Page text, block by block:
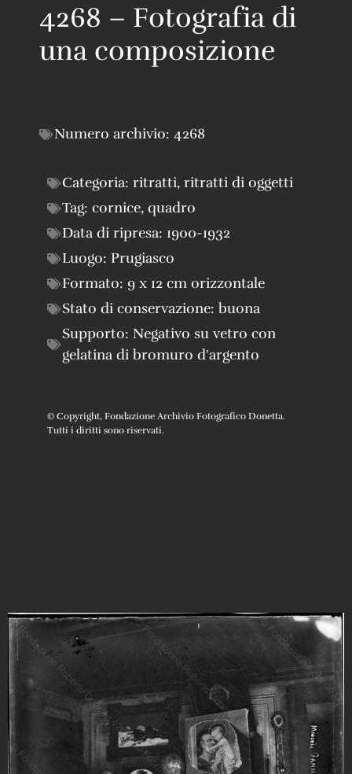
4268 – Fotografia di
una composizione
Numero archivio: 4268
Categoria: ritratti, ritratti di oggetti
Tag: cornice, quadro
Data di ripresa: 1900-1932
Luogo: Prugiasco
Formato: 9 x 12 cm orizzontale
Stato di conservazione: buona
Supporto: Negativo su vetro con
gelatina di bromuro d'argento
© Copyright, Fondazione Archivio Fotografico Donetta.
Tutti i diritti sono riservati.